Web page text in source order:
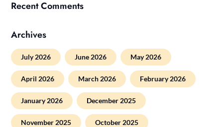
Recent Comments
Archives
July 2026 June 2026 May 2026
April 2026 March 2026 February 2026
January 2026 December 2025
November 2025 October 2025